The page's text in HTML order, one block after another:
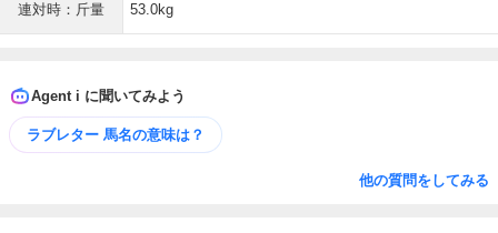
連対時：斤量 53.0kg
Agent i に聞いてみよう
ラブレター 馬名の意味は？
他の質問をしてみる